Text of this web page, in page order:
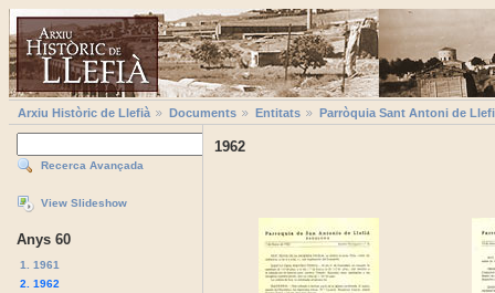
Arxiu Històric de Llefià Documents Entitats Parròquia Sant Antoni de
Recerca Avançada
View Slideshow
Anys 60
1. 1961
2. 1962
1962